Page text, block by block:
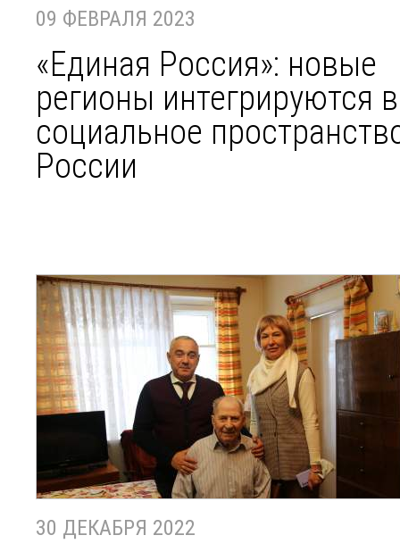
09 ФЕВРАЛЯ 2023
«Единая Россия»: новые
регионы интегрируются в
социальное
России
30 ДЕКАБРЯ 2022